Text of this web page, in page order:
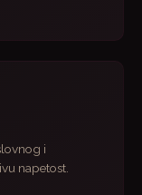
i
napetost.